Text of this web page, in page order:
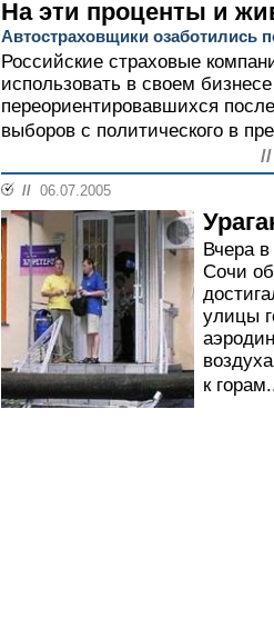
На эти проценты и
Автостраховщики озаботились
Российские страховые
использовать в своем
переориентировавшихся
выборов с политического в
// 06.07.2005
Вчера в
Сочи
улицы
к